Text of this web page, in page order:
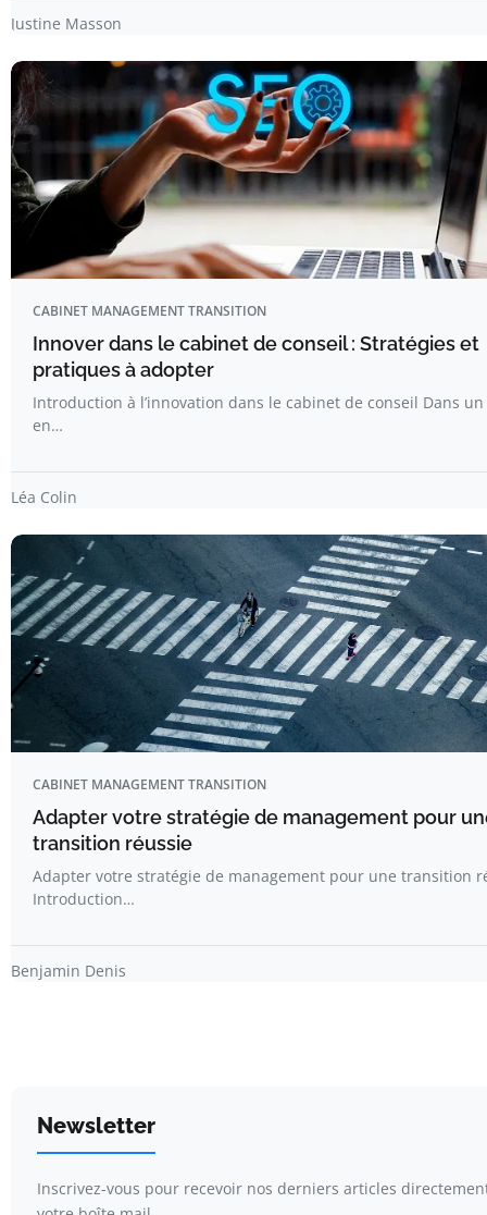
Justine Masson
CABINET MANAGEMENT TRANSITION
Innover dans le cabinet de conseil : Stratégies et
pratiques à adopter
Introduction à l’innovation dans le cabinet de conseil Dans
en…
Léa Colin
CABINET MANAGEMENT TRANSITION
Adapter votre stratégie de management pour
transition réussie
Adapter votre stratégie de management pour une transition
Introduction…
Benjamin Denis
Newsletter
Inscrivez-vous pour recevoir nos derniers articles